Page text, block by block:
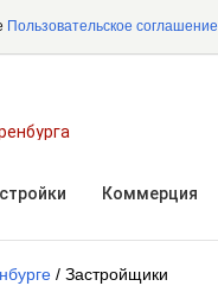
Пользовательское соглашение
Коммерция
/ Застройщики